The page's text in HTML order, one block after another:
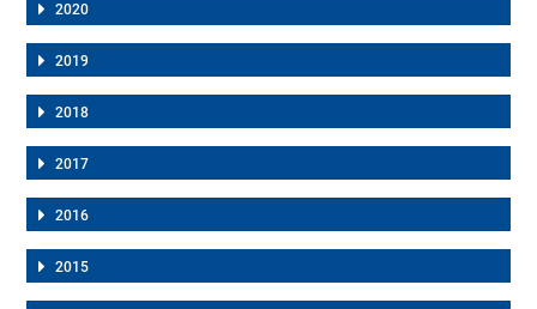
2020
2019
2018
2017
2016
2015